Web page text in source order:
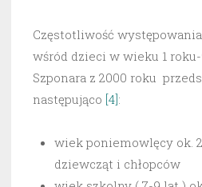
Częstotliwość
wśród dzieci w wieku 1
Szponara z 2000 roku
następująco [4]:
wiek poniemowlęcy ok.
dziewcząt i chłopców